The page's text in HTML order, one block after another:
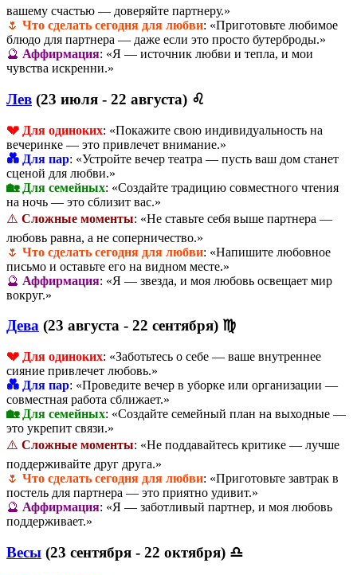
вашему счастью — доверяйте партнеру.»
🌷 Что сделать сегодня для любви: «Приготовьте любимое
блюдо для партнера — даже если это просто бутерброды.»
🔮 Аффирмация: «Я — источник любви и тепла, и мои
чувства искренни.»
Лев (23 июля - 22 августа) ♌
💔 Для одиноких: «Покажите свою индивидуальность на
вечеринке — это привлечет внимание.»
💑 Для пар: «Устройте вечер театра — пусть ваш дом станет
сценой для любви.»
🏡 Для семейных: «Создайте традицию совместного чтения
на ночь — это сблизит вас.»
⚠️ Сложные моменты: «Не ставьте себя выше партнера —
любовь равна, а не соперничество.»
🌷 Что сделать сегодня для любви: «Напишите любовное
письмо и оставьте его на видном месте.»
🔮 Аффирмация: «Я — звезда, и моя любовь освещает мир
вокруг.»
Дева (23 августа - 22 сентября) ♍
💔 Для одиноких: «Заботьтесь о себе — ваше внутреннее
сияние привлечет любовь.»
💑 Для пар: «Проведите вечер в уборке или организации —
совместная работа сближает.»
🏡 Для семейных: «Создайте семейный план на выходные —
это укрепит связи.»
⚠️ Сложные моменты: «Не поддавайтесь критике — лучше
поддерживайте друг друга.»
🌷 Что сделать сегодня для любви: «Приготовьте завтрак в
постель для партнера — это приятно удивит.»
🔮 Аффирмация: «Я — заботливый партнер, и моя любовь
поддерживает.»
Весы (23 сентября - 22 октября) ♎